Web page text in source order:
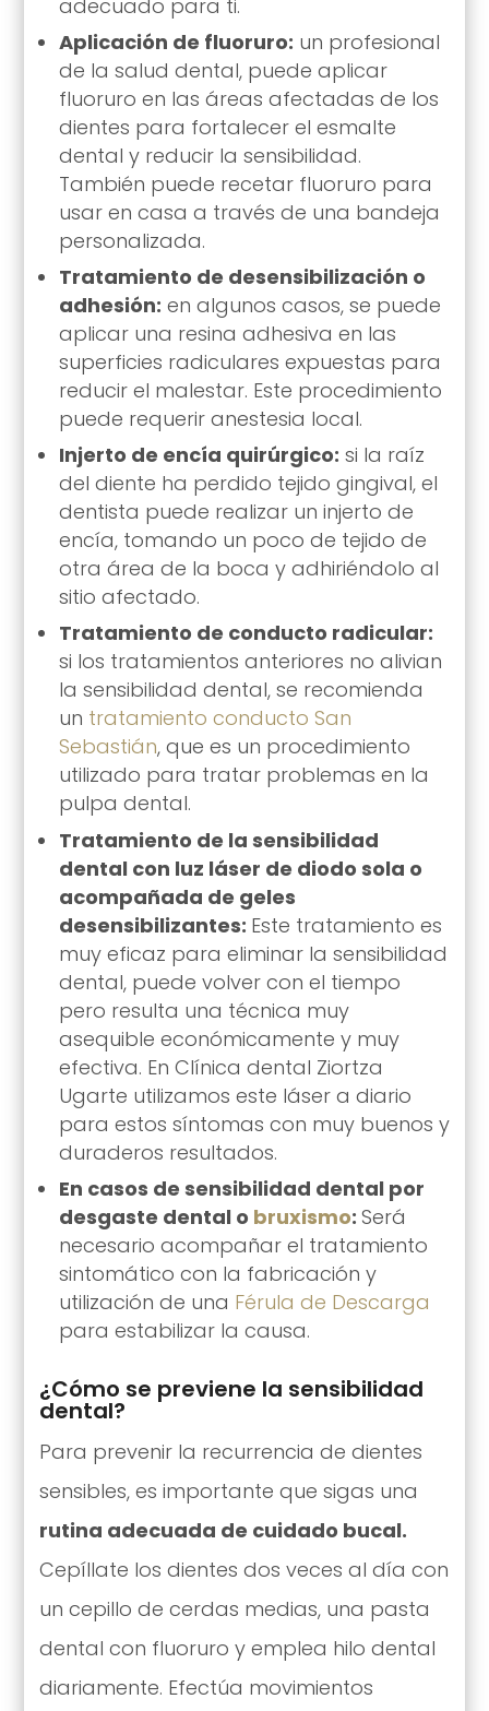
adecuado para ti.
Aplicación de fluoruro: un profesional
de la salud dental, puede aplicar
fluoruro en las áreas afectadas de los
dientes para fortalecer el esmalte
dental y reducir la sensibilidad.
También puede recetar fluoruro para
usar en casa a través de una bandeja
personalizada.
Tratamiento de desensibilización o
adhesión: en algunos casos, se puede
aplicar una resina adhesiva en las
superficies radiculares expuestas para
reducir el malestar. Este procedimiento
puede requerir anestesia local.
Injerto de encía quirúrgico: si la raíz
del diente ha perdido tejido gingival, el
dentista puede realizar un injerto de
encía, tomando un poco de tejido de
otra área de la boca y adhiriéndolo al
sitio afectado.
Tratamiento de conducto radicular:
si los tratamientos anteriores no alivian
la sensibilidad dental, se recomienda
un tratamiento conducto San
Sebastián, que es un procedimiento
utilizado para tratar problemas en la
pulpa dental.
Tratamiento de la sensibilidad
dental con luz láser de diodo sola o
acompañada de geles
desensibilizantes: Este tratamiento es
muy eficaz para eliminar la sensibilidad
dental, puede volver con el tiempo
pero resulta una técnica muy
asequible económicamente y muy
efectiva. En Clínica dental Ziortza
Ugarte utilizamos este láser a diario
para estos síntomas con muy buenos y
duraderos resultados.
En casos de sensibilidad dental por
desgaste dental o bruxismo: Será
necesario acompañar el tratamiento
sintomático con la fabricación y
utilización de una Férula de Descarga
para estabilizar la causa.
¿Cómo se previene la sensibilidad
dental?
Para prevenir la recurrencia de dientes
sensibles, es importante que sigas una
rutina adecuada de cuidado bucal.
Cepíllate los dientes dos veces al día con
un cepillo de cerdas medias, una pasta
dental con fluoruro y emplea hilo dental
diariamente. Efectúa movimientos